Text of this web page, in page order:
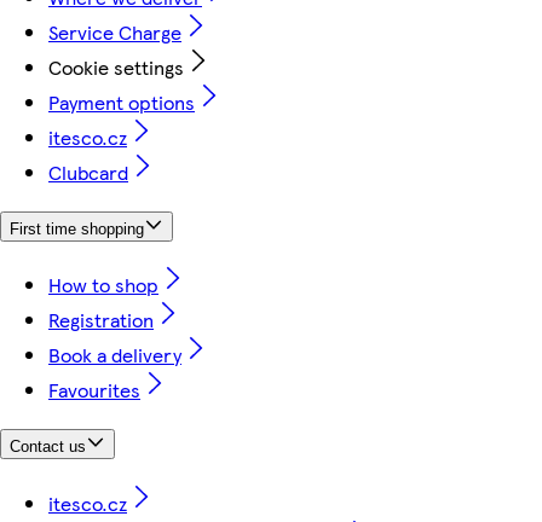
Service Charge
Cookie settings
Payment options
itesco.cz
Clubcard
First time shopping
How to shop
Registration
Book a delivery
Favourites
Contact us
itesco.cz